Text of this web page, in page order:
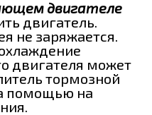
двигателе
двигатель.
не заряжается.
двигателя может
тормозной
помощью на